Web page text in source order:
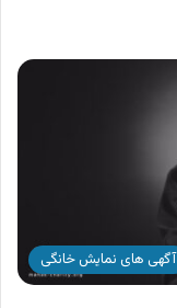
آگهی های نمایش خانگی